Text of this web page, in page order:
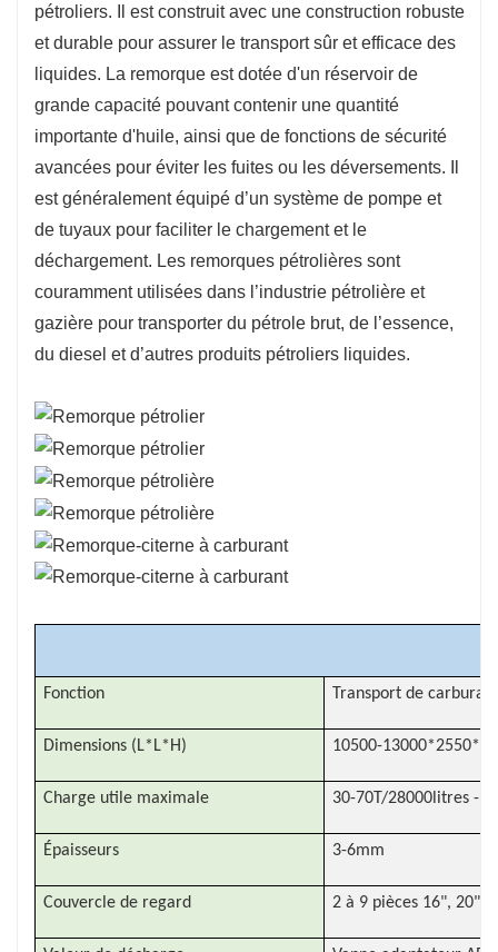
avec des caractéristiques de sécurité telles que
des vannes d'arrêt d'urgence, des systèmes de
confinement des déversements et des
soupapes de surpression pour éviter les
accidents et assurer le transport en toute
sécurité des liquides dangereux.
Durabilité&nbsp;: les remorques-citernes
pétrolières sont construites avec des matériaux
de haute qualité tels que l’aluminium ou l’acier
pour résister aux rigueurs du transport de
carburants liquides. Ils sont conçus pour être
durables, même dans des conditions de
fonctionnement exigeantes.
Conformité réglementaire&nbsp;: les
remorques-citernes pétrolières sont conçues et
entretenues conformément à des
réglementations et normes strictes pour garantir
le respect des exigences de sécurité et
matières dangereuses.
pétroliers. Il est construit avec une construction robuste
et durable pour assurer le transport sûr et efficace des
liquides. La remorque est dotée d'un réservoir de
grande capacité pouvant contenir une quantité
importante d'huile, ainsi que de fonctions de sécurité
avancées pour éviter les fuites ou les déversements. Il
est généralement équipé d’un système de pompe et
de tuyaux pour faciliter le chargement et le
déchargement. Les remorques pétrolières sont
couramment utilisées dans l’industrie pétrolière et
gazière pour transporter du pétrole brut, de l’essence,
du diesel et d’autres produits pétroliers liquides.
Fonction Transport de
Dimensions (L*L*H) 10500-
Charge utile maximale 30-70T/28000litres -
Épaisseurs 3-6mm
Couvercle de regard 2 à 9 pièces 16", 20"